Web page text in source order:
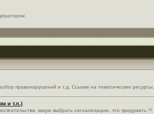
правонарушений и т.д. Ссылки на тематические ресурсы,
и т.п.)
какую выбрать сигнализацию, что придумать ?!